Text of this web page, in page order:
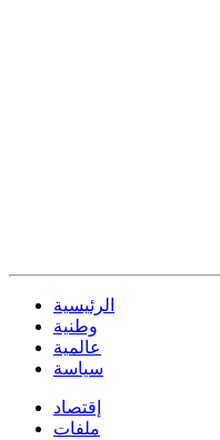
الرئيسية
وطنية
عالمية
سياسة
إقتصاد
ملفات